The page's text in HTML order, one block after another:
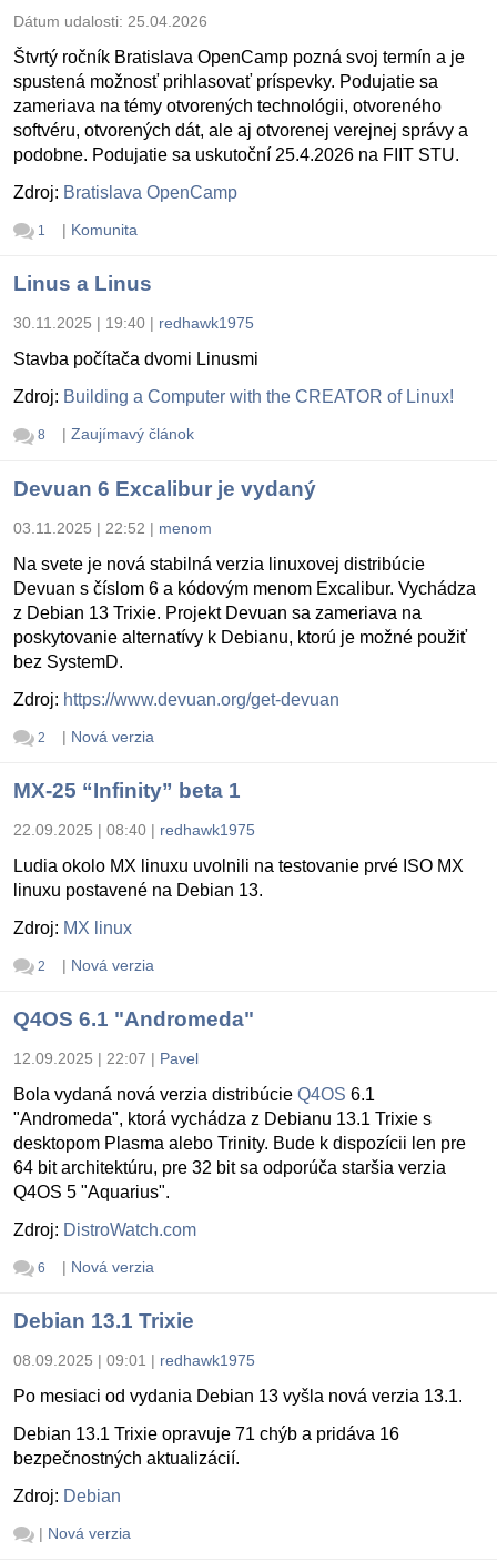
Dátum udalosti: 25.04.2026
Štvrtý ročník Bratislava OpenCamp pozná svoj termín a je
spustená možnosť prihlasovať príspevky. Podujatie sa
zameriava na témy otvorených technológii, otvoreného
softvéru, otvorených dát, ale aj otvorenej verejnej správy a
podobne. Podujatie sa uskutoční 25.4.2026 na FIIT STU.
Zdroj: Bratislava OpenCamp
1 | Komunita
Linus a Linus
30.11.2025 | 19:40 | redhawk1975
Stavba počítača dvomi Linusmi
Zdroj: Building a Computer with the CREATOR of Linux!
8 | Zaujímavý článok
Devuan 6 Excalibur je vydaný
03.11.2025 | 22:52 | menom
Na svete je nová stabilná verzia linuxovej distribúcie
Devuan s číslom 6 a kódovým menom Excalibur. Vychádza
z Debian 13 Trixie. Projekt Devuan sa zameriava na
poskytovanie alternatívy k Debianu, ktorú je možné použiť
bez SystemD.
Zdroj: https://www.devuan.org/get-devuan
2 | Nová verzia
MX-25 “Infinity” beta 1
22.09.2025 | 08:40 | redhawk1975
Ludia okolo MX linuxu uvolnili na testovanie prvé ISO MX
linuxu postavené na Debian 13.
Zdroj: MX linux
2 | Nová verzia
Q4OS 6.1 "Andromeda"
12.09.2025 | 22:07 | Pavel
Bola vydaná nová verzia distribúcie Q4OS 6.1
"Andromeda", ktorá vychádza z Debianu 13.1 Trixie s
desktopom Plasma alebo Trinity. Bude k dispozícii len pre
64 bit architektúru, pre 32 bit sa odporúča staršia verzia
Q4OS 5 "Aquarius".
Zdroj: DistroWatch.com
6 | Nová verzia
Debian 13.1 Trixie
08.09.2025 | 09:01 | redhawk1975
Po mesiaci od vydania Debian 13 vyšla nová verzia 13.1.
Debian 13.1 Trixie opravuje 71 chýb a pridáva 16
bezpečnostných aktualizácií.
Zdroj: Debian
| Nová verzia